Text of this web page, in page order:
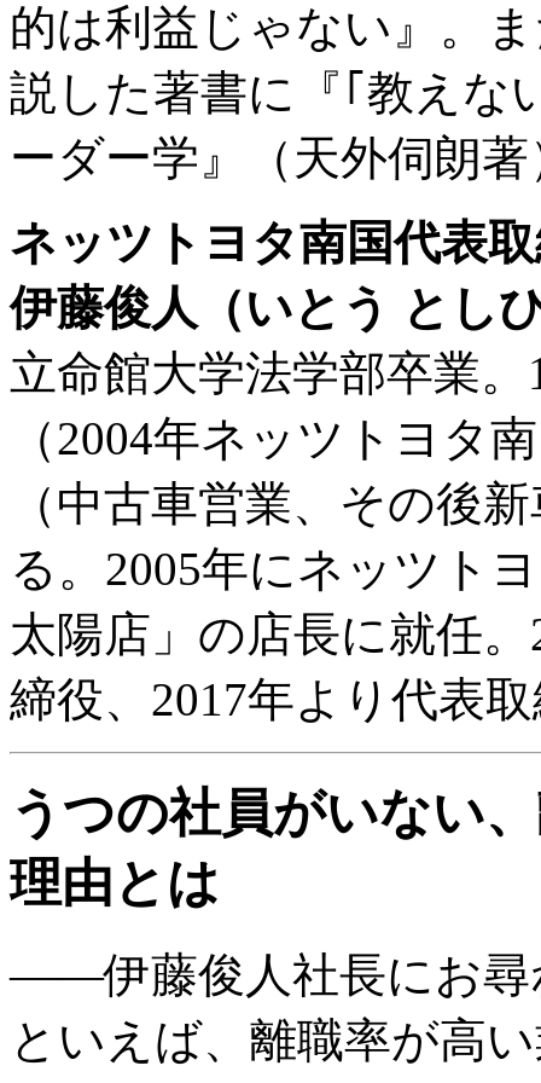
的は利益じゃない』。
説した著書に『｢教えな
ーダー学』（天外伺朗
ネッツトヨタ南国代表
伊藤俊人（いとう とし
立命館大学法学部卒業
（2004年ネッツトヨタ
（中古車営業、その後
る。2005年にネッツト
太陽店」の店長に就任
締役、2017年より代表
うつの社員がいない
理由とは
――伊藤俊人社長にお尋
といえば、離職率が高